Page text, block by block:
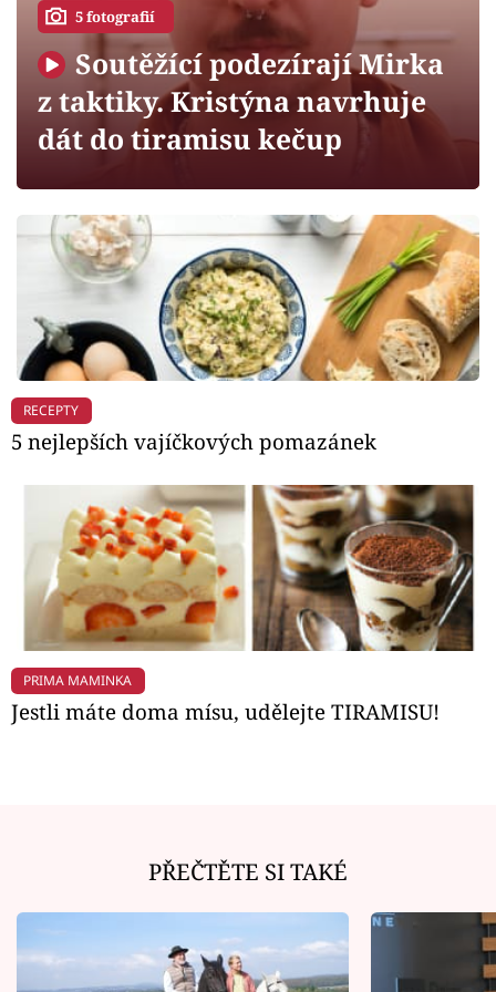
Sledujte prima+
Filmový festival Karlovy Vary
Mámy sobě
Přihlášení
Sledujte nás
5 fotografií
Soutěžící podezírají Mirka
z taktiky. Kristýna navrhuje
dát do tiramisu kečup
RECEPTY
5 nejlepších vajíčkových pomazánek
PRIMA MAMINKA
Jestli máte doma mísu, udělejte TIRAMISU!
PŘEČTĚTE SI TAKÉ